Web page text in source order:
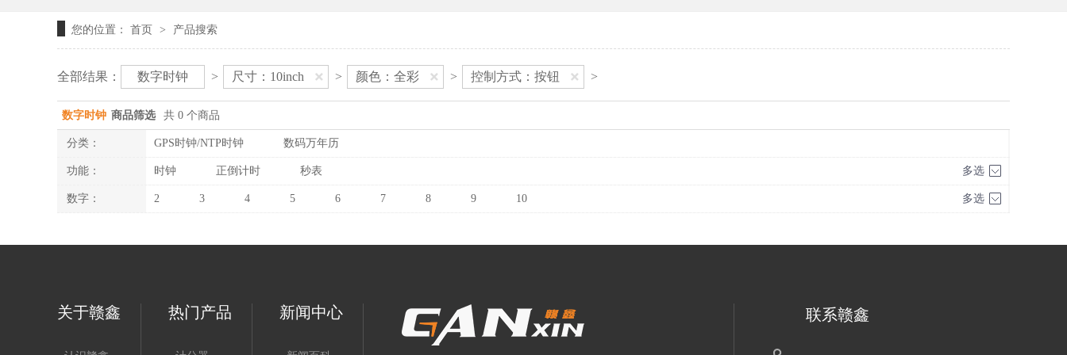
您的位置： 首页 > 产品搜索
全部结果： 数字时钟 > 尺寸：10inch > 颜色：全彩 > 控制方式：按钮 >
数字时钟 商品筛选 共 0 个商品
分类： GPS时钟/NTP时钟 数码万年历
功能： 时钟 正倒计时 秒表 多选
数字： 2 3 4 5 6 7 8 9 10 多选
关于赣鑫 热门产品 新闻中心 联系赣鑫